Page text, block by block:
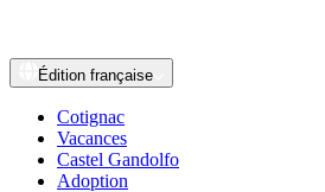
Édition française
Cotignac
Vacances
Castel Gandolfo
Adoption